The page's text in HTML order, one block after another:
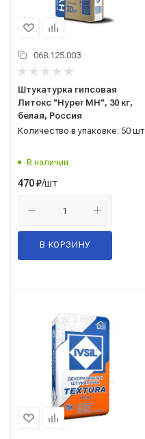
068.125.003
Штукатурка гипсовая
Литокс "Hyper МН", 30 кг,
белая, Россия
Количество в упаковке: 50 шт
В наличии
470₽/шт
В КОРЗИНУ